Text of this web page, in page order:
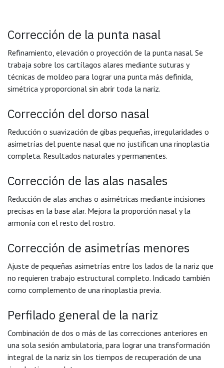
Corrección de la punta nasal
Refinamiento, elevación o proyección de la punta nasal. Se
trabaja sobre los cartílagos alares mediante suturas y
técnicas de moldeo para lograr una punta más definida,
simétrica y proporcional sin abrir toda la nariz.
Corrección del dorso nasal
Reducción o suavización de gibas pequeñas, irregularidades o
asimetrías del puente nasal que no justifican una rinoplastia
completa. Resultados naturales y permanentes.
Corrección de las alas nasales
Reducción de alas anchas o asimétricas mediante incisiones
precisas en la base alar. Mejora la proporción nasal y la
armonía con el resto del rostro.
Corrección de asimetrías menores
Ajuste de pequeñas asimetrías entre los lados de la nariz que
no requieren trabajo estructural completo. Indicado también
como complemento de una rinoplastia previa.
Perfilado general de la nariz
Combinación de dos o más de las correcciones anteriores en
una sola sesión ambulatoria, para lograr una transformación
integral de la nariz sin los tiempos de recuperación de una